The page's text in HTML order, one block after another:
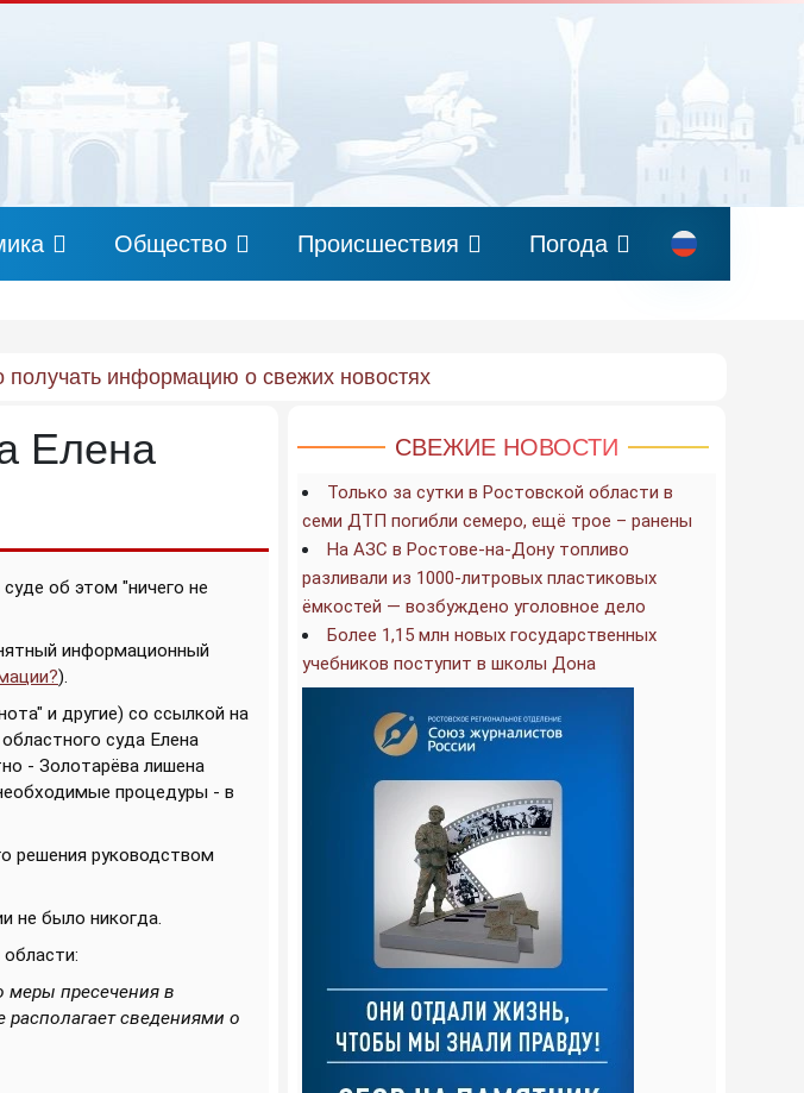
Общество Происшествия Погода
информацию о свежих новостях
Елена
об этом "ничего не
информационный
).
и другие) со ссылкой на
суда Елена
- Золотарёва лишена
процедуры - в
решения руководством
не было никогда.
меры пресечения в
располагает сведениями о
СВЕЖИЕ НОВОСТИ
Только за сутки в Ростовской области в
семи ДТП погибли семеро, ещё трое – ранены
На АЗС в Ростове-на-Дону топливо
разливали из 1000-литровых пластиковых
ёмкостей — возбуждено уголовное дело
Более 1,15 млн новых государственных
учебников поступит в школы Дона